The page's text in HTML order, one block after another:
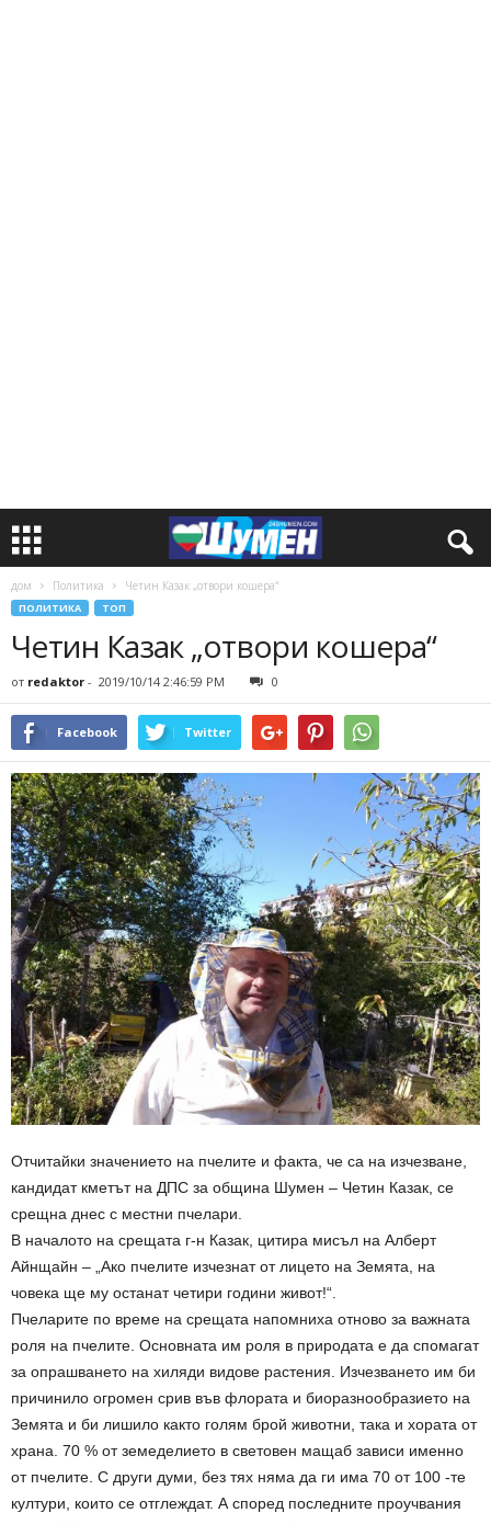
дом Политика Четин Казак „отвори кошера“
ПОЛИТИКА ТОП
Четин Казак „отвори кошера“
от redaktor - 2019/10/14 2:46:59 PM 0
Facebook Twitter
Отчитайки значението на пчелите и факта, че са на изчезване,
кандидат кметът на ДПС за община Шумен – Четин Казак, се
срещна днес с местни пчелари.
В началото на срещата г-н Казак, цитира мисъл на Алберт
Айнщайн – „Ако пчелите изчезнат от лицето на Земята, на
човека ще му останат четири години живот!“.
Пчеларите по време на срещата напомниха отново за важната
роля на пчелите. Основната им роля в природата е да спомагат
за опрашването на хиляди видове растения. Изчезването им би
причинило огромен срив във флората и биоразнообразието на
Земята и би лишило както голям брой животни, така и хората от
храна. 70 % от земеделието в световен мащаб зависи именно
от пчелите. С други думи, без тях няма да ги има 70 от 100 -те
култури, които се отглеждат. А според последните проучвания